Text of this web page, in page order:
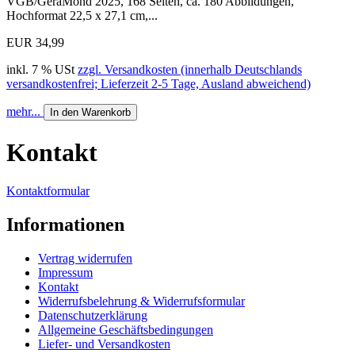
Hochformat 22,5 x 27,1 cm,...
EUR 34,99
inkl. 7 % USt zzgl. Versandkosten (innerhalb Deutschlands
versandkostenfrei; Lieferzeit 2-5 Tage, Ausland abweichend)
mehr... In den Warenkorb
Kontakt
Kontaktformular
Informationen
Vertrag widerrufen
Impressum
Kontakt
Widerrufsbelehrung & Widerrufsformular
Datenschutzerklärung
Allgemeine Geschäftsbedingungen
Liefer- und Versandkosten